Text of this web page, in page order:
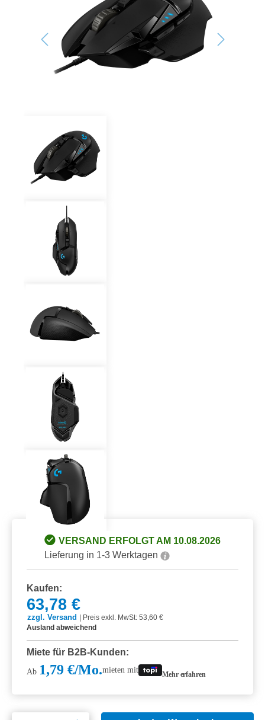
VERSAND ERFOLGT AM 10.08.2026
Lieferung in 1-3 Werktagen
Kaufen:
63,78 €
zzgl. Versand
Preis exkl. MwSt: 53,60 €
Ausland abweichend
Miete für B2B-Kunden:
Ab 1,79 €/Mo.mieten mit Mehr erfahren